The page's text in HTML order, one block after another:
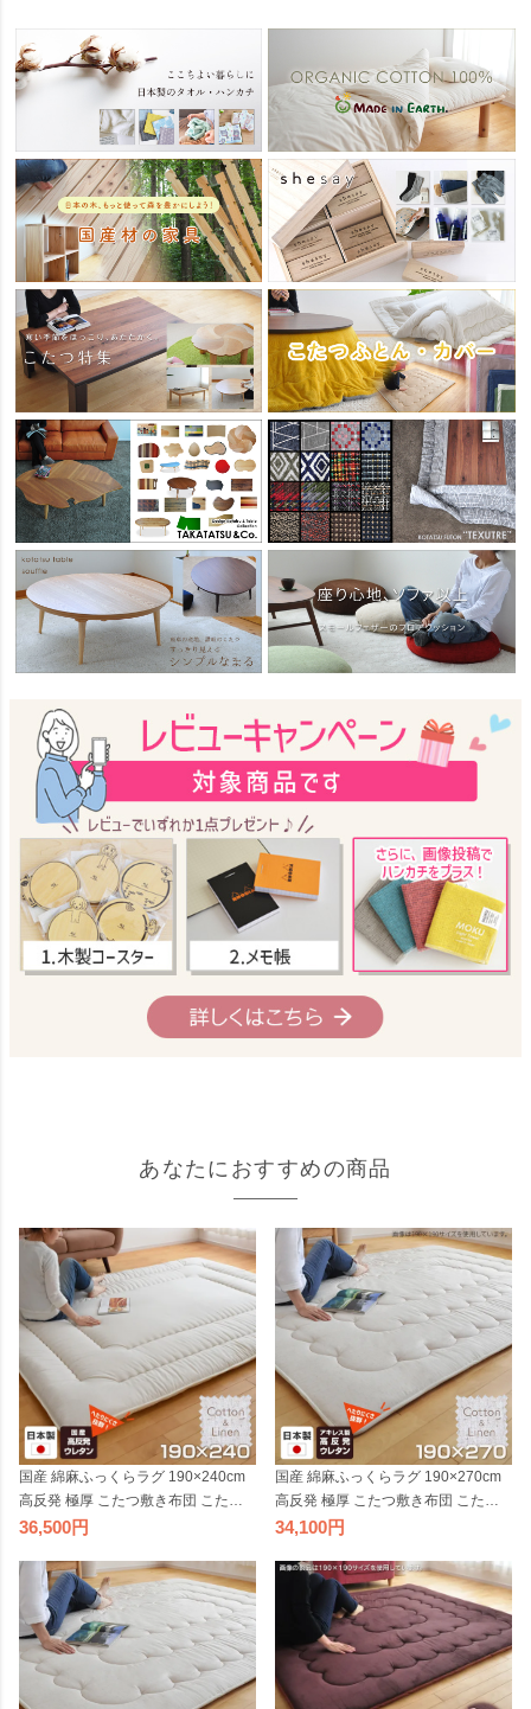
あなたにおすすめの商品
国産 綿麻ふっくらラグ 190×240cm
高反発 極厚 こたつ敷き布団 こたつ
敷布団 厚敷き 厚手 分厚い 厚手 春夏
成り ビッグモリーズ
36,500
国産 綿麻ふっくらラグ 190×270cm
高反発 極厚 こたつ敷き布団 こたつ
敷布団 厚敷き 厚手 分厚い 春夏 秋冬
ビッグモリーズ
34,100